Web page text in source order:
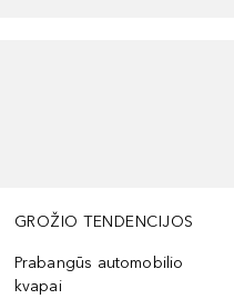
GROŽIO TENDENCIJOS
Prabangūs automobilio
kvapai